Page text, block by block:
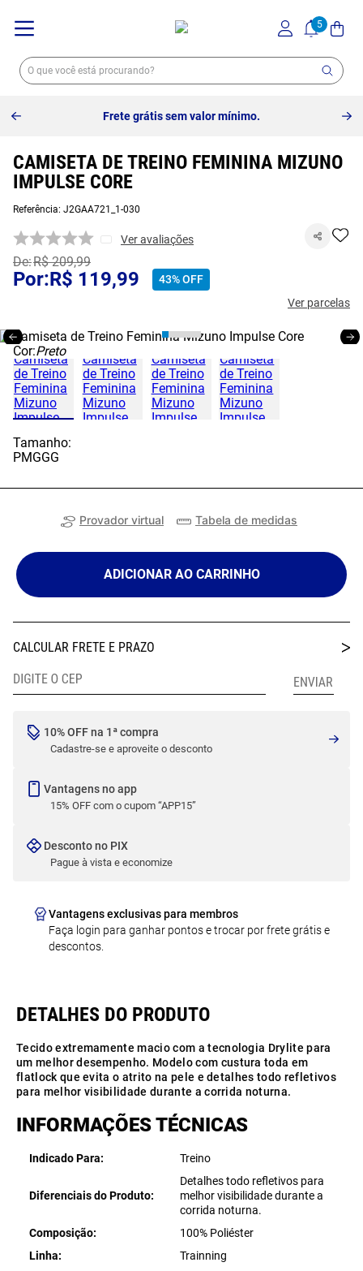
Frete grátis sem valor mínimo.
CAMISETA DE TREINO FEMININA MIZUNO
IMPULSE CORE
Referência: J2GAA721_1-030
Ver avaliações
R$ 209,99
R$ 119,99 43%OFF
Ver parcelas
Cor:Preto
Tamanho:
PMGGG
Provador virtual Tabela de medidas
ADICIONAR AO CARRINHO
10% OFF na 1ª compra
Cadastre-se e aproveite o desconto
Vantagens no app
15% OFF com o cupom “APP15”
Desconto no PIX
Pague à vista e economize
Vantagens exclusivas para membros
Faça login para ganhar pontos e trocar por frete grátis e
descontos.
Tecido extremamente macio com a tecnologia Drylite para
um melhor desempenho. Modelo com custura toda em
flatlock que evita o atrito na pele e detalhes todo refletivos
para melhor visibilidade durante a corrida noturna.
INFORMAÇÕES TÉCNICAS
Indicado Para Treino
Diferenciais do Produto
Detalhes todo refletivos para
melhor visibilidade durante a
corrida noturna.
Composição
100% Poliéster
Linha
Trainning